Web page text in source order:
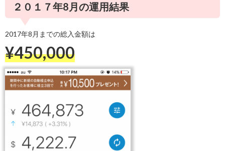
２０１７年8月の運用結果
2017年8月までの総入金額は
¥450,000